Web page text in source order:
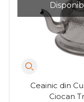
Ceainic din
Ciocan